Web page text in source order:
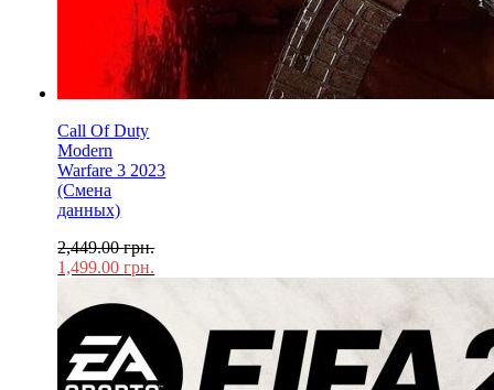
Call Of Duty
Modern
Warfare 3 2023
(Смена
данных)
2,449.00грн.
1,499.00грн.